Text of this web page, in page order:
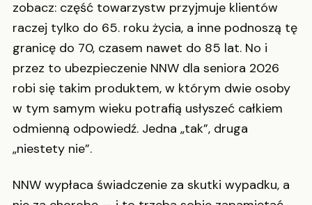
zobacz: część towarzystw przyjmuje klientów
raczej tylko do 65. roku życia, a inne podnoszą tę
granicę do 70, czasem nawet do 85 lat. No i
przez to ubezpieczenie NNW dla seniora 2026
robi się takim produktem, w którym dwie osoby
w tym samym wieku potrafią usłyszeć całkiem
odmienną odpowiedź. Jedna „tak”, druga
„niestety nie”.
NNW wypłaca świadczenie za skutki wypadku, a